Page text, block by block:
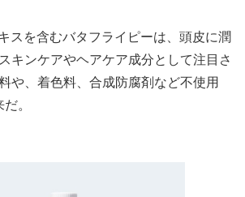
スを含むバタフライピーは、頭皮に潤
キンケアやヘアケア成分として注目さ
や、着色料、合成防腐剤など不使用
。